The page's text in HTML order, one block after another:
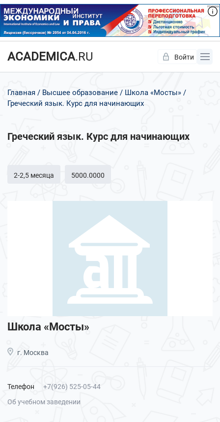
ACADEMICA.RU Войти
Главная Высшее образование
Школа «Мосты»
Греческий язык. Курс для начинающих
Греческий язык. Курс для начинающих
2-2,5 месяца 5000.0000
Школа «Мосты»
г. Москва
Телефон
+7(926) 525-05-44
Об учебном заведении
Да Нет